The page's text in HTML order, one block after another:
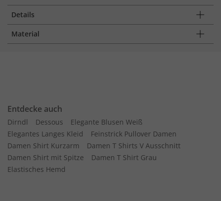
Details
Material
Entdecke auch
Dirndl Dessous
Elegante Blusen Weiß
Elegantes Langes Kleid
Feinstrick Pullover Damen
Damen Shirt Kurzarm
Damen T Shirts V Ausschnitt
Damen Shirt mit Spitze
Damen T Shirt Grau
Elastisches Hemd